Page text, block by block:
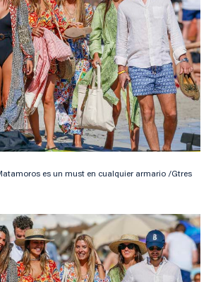
es un must en cualquier armario /Gtres